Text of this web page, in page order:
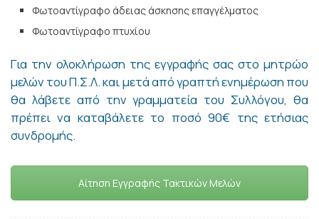
Φωτοαντίγραφο άδειας άσκησης επαγγέλματος
Φωτοαντίγραφο πτυχίου
Για την ολοκλήρωση της εγγραφής σας στο μητρώο
μελών του Π.Σ.Λ. και μετά από γραπτή ενημέρωση που
θα λάβετε από την γραμματεία του Συλλόγου, θα
πρέπει να καταβάλετε το ποσό 90€ της ετήσιας
συνδρομής.
Αίτηση Εγγραφής Τακτικών Μελών